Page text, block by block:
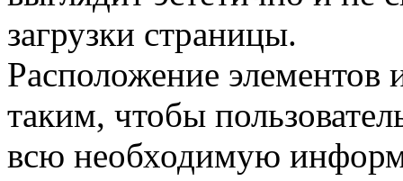
загрузки страницы.
Расположение
таким, чтобы
всю необходимую